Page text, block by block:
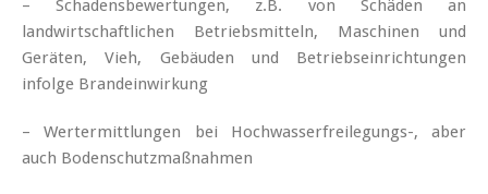
– Schadensbewertungen, z.B. von Schäden an
landwirtschaftlichen Betriebsmitteln, Maschinen und
Geräten, Vieh, Gebäuden und Betriebseinrichtungen
infolge Brandeinwirkung
– Wertermittlungen bei Hochwasserfreilegungs-, aber
auch Bodenschutzmaßnahmen